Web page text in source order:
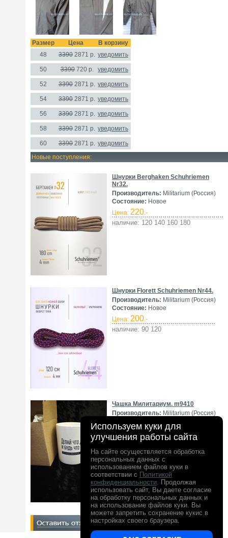
Размер Цена
В корзину
48
3390 2871 р. уведомить
50 3390 720р. уведомить
52 3390 2871 р. уведомить
54 3390 2871 р. уведомить
56 3390 2871 р. уведомить
58 3390 2871 р. уведомить
60 3390 2871 р. уведомить
Новые поступления:
Шнурки Berghaken Schuhriemen
Nr32.
Производитель: Militarium (Россия)
Состояние: Новое
Цена: 220.-
наличие: 120 140 160 180
Шнурки Florett Schuhriemen Nr44.
Производитель: Militarium (Россия)
Состояние: Новое
Цена: 200.-
наличие: 90 120
Чашка Милитариум. m9410
Производитель: Militarium (Россия)
Цена: 300 225
наличие: б/р
Используем куки для
улучшения работы сайта
На сайте осуществляется обработка
персональных данных с
использованием файлов куки в
соответствии с Политикой
конфиденциальности. Продолжая
использовать сайт, Вы даете согласие
на обработку персональных данных и
на использование файлов куки. Вы
можете запретить сохранение кукис в
настройках своего браузера.